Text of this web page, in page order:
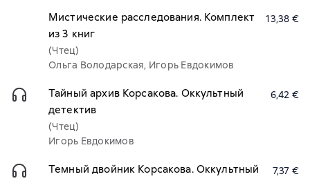
Мистические расследования. Комплект
из 3 книг
(Чтец)
Ольга Володарская, Игорь Евдокимов
13,38 €
Тайный архив Корсакова. Оккультный
детектив
(Чтец)
Игорь Евдокимов
6,42 €
Темный двойник Корсакова. Оккультный
7,37 €